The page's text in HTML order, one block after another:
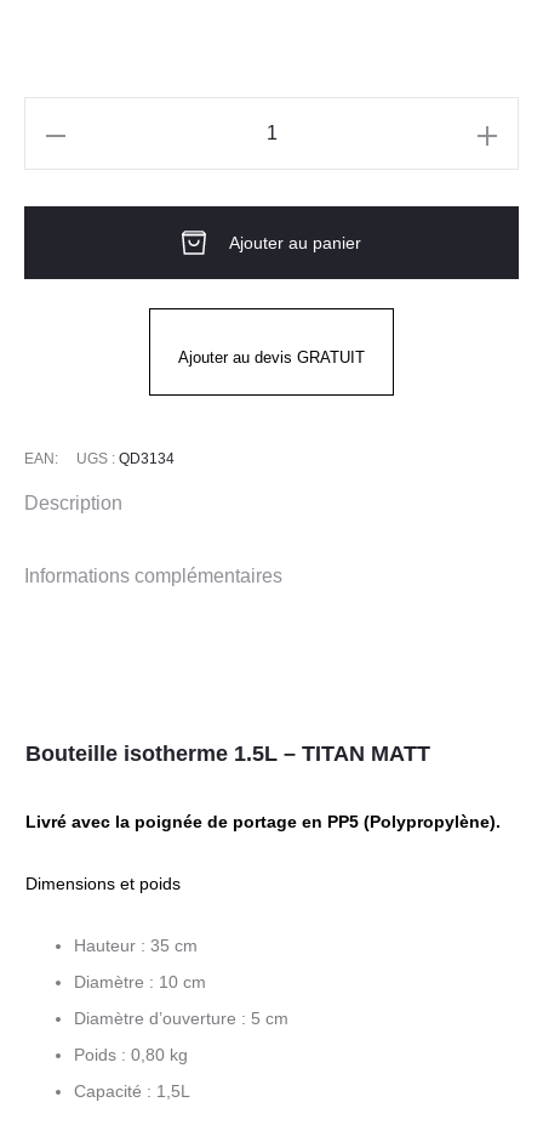
QWETCH
Ajouter au panier
Ajouter au devis GRATUIT
EAN: UGS : QD3134
Description
Informations complémentaires
Bouteille isotherme 1.5L – TITAN MATT
Livré avec la poignée de portage en PP5 (Polypropylène).
Dimensions et poids
Hauteur : 35 cm
Diamètre : 10 cm
Diamètre d’ouverture : 5 cm
Poids : 0,80 kg
Capacité : 1,5L